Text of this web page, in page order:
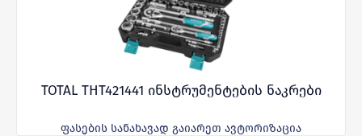
TOTAL THT421441 ინსტრუმენტების ნაკრები
ფასების სანახავად გაიარეთ ავტორიზაცია